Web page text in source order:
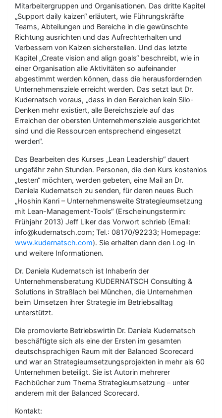
Mitarbeitergruppen und Organisationen. Das dritte Kapitel
„Support daily kaizen“ erläutert, wie Führungskräfte
Teams, Abteilungen und Bereiche in die gewünschte
Richtung ausrichten und das Aufrechterhalten und
Verbessern von Kaizen sicherstellen. Und das letzte
Kapitel „Create vision and align goals“ beschreibt, wie in
einer Organisation alle Aktivitäten so aufeinander
abgestimmt werden können, dass die herausfordernden
Unternehmensziele erreicht werden. Das setzt laut Dr.
Kudernatsch voraus, „dass in den Bereichen kein Silo-
Denken mehr existiert, alle Bereichsziele auf das
Erreichen der obersten Unternehmensziele ausgerichtet
sind und die Ressourcen entsprechend eingesetzt
werden“.
Das Bearbeiten des Kurses „Lean Leadership“ dauert
ungefähr zehn Stunden. Personen, die den Kurs kostenlos
„testen“ möchten, werden gebeten, eine Mail an Dr.
Daniela Kudernatsch zu senden, für deren neues Buch
„Hoshin Kanri – Unternehmensweite Strategieumsetzung
mit Lean-Management-Tools“ (Erscheinungstermin:
Frühjahr 2013) Jeff Liker das Vorwort schrieb (Email:
info@kudernatsch.com; Tel.: 08170/92233; Homepage:
www.kudernatsch.com). Sie erhalten dann den Log-In
und weitere Informationen.
Dr. Daniela Kudernatsch ist Inhaberin der
Unternehmensberatung KUDERNATSCH Consulting &
Solutions in Straßlach bei München, die Unternehmen
beim Umsetzen ihrer Strategie im Betriebsalltag
unterstützt.
Die promovierte Betriebswirtin Dr. Daniela Kudernatsch
beschäftigte sich als eine der Ersten im gesamten
deutschsprachigen Raum mit der Balanced Scorecard
und war an Strategieumsetzungsprojekten in mehr als 60
Unternehmen beteiligt. Sie ist Autorin mehrerer
Fachbücher zum Thema Strategieumsetzung – unter
anderem mit der Balanced Scorecard.
Kontakt: